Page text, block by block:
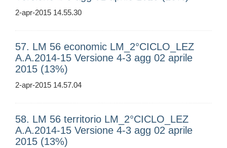
2-apr-2015 14.55.30
57. LM 56 economic LM_2°CICLO_LEZ
A.A.2014-15 Versione 4-3 agg 02 aprile
2015 (13%)
2-apr-2015 14.57.04
58. LM 56 territorio LM_2°CICLO_LEZ
A.A.2014-15 Versione 4-3 agg 02 aprile
2015 (13%)